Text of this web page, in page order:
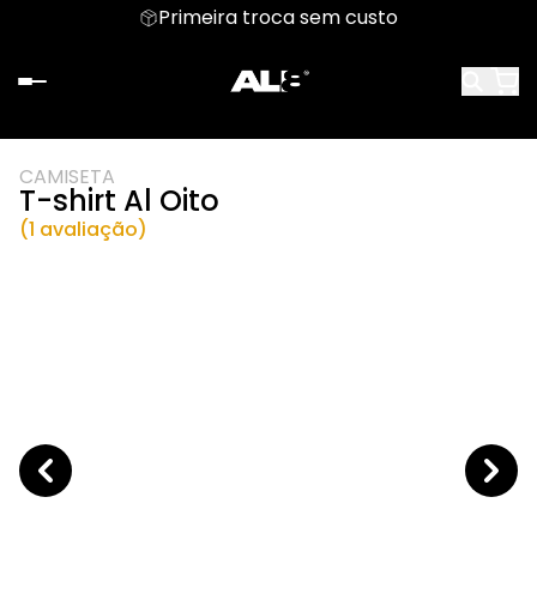
Primeira troca sem custo
CAMISETA
T-shirt Al Oito
(1 avaliação)